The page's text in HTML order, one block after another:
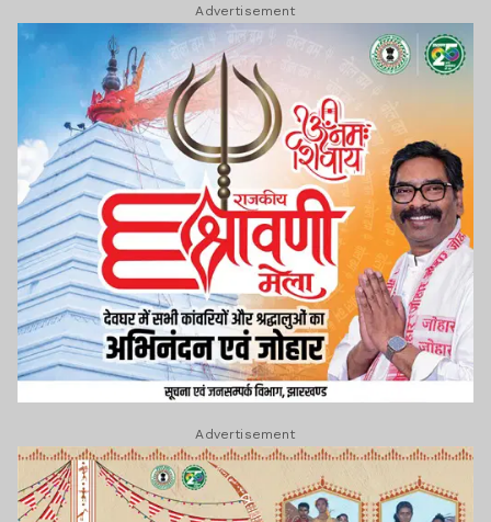
Advertisement
Advertisement